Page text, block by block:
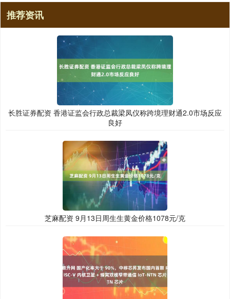
推荐资讯
长胜证券配资 香港证监会行政总裁梁凤仪称跨境理财通2.0市场反应
良好
芝麻配资 9月13日周生生黄金价格1078元/克